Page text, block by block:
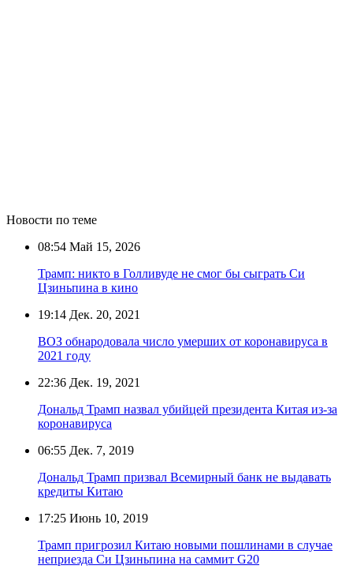
Новости по теме
08:54 Май 15, 2026
Трамп: никто в Голливуде не смог бы сыграть Си
Цзиньпина в кино
19:14 Дек. 20, 2021
ВОЗ обнародовала число умерших от коронавируса в
2021 году
22:36 Дек. 19, 2021
Дональд Трамп назвал убийцей президента Китая из-за
коронавируса
06:55 Дек. 7, 2019
Дональд Трамп призвал Всемирный банк не выдавать
кредиты Китаю
17:25 Июнь 10, 2019
Трамп пригрозил Китаю новыми пошлинами в случае
неприезда Си Цзиньпина на саммит G20